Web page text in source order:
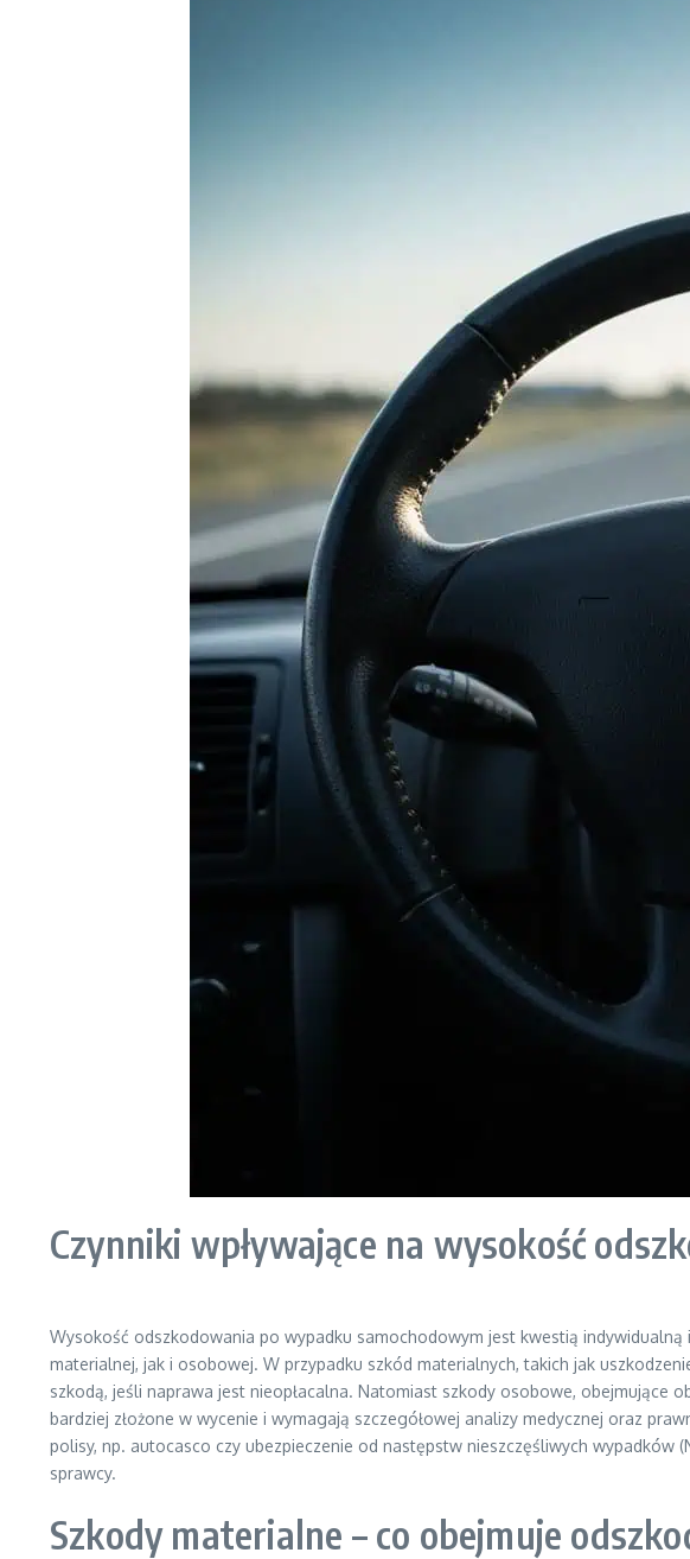
Czynniki wpływające na wysokość
Wysokość odszkodowania po wypadku samochodowym jest kwestią
materialnej, jak i osobowej. W przypadku szkód materialnych, takich jak
szkodą, jeśli naprawa jest nieopłacalna. Natomiast szkody osobowe, obejmujące
bardziej złożone w wycenie i wymagają szczegółowej analizy medycznej oraz
polisy, np. autocasco czy ubezpieczenie od następstw nieszczęśliwych wypadków
sprawcy.
Szkody materialne – co obejmuje